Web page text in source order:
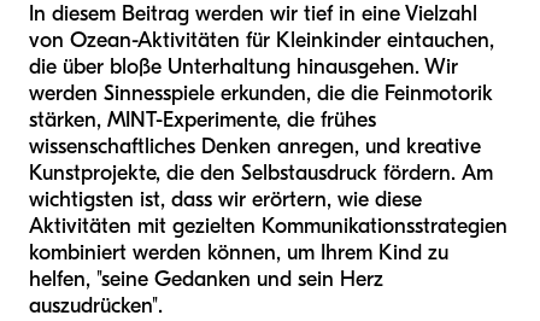
In diesem Beitrag werden wir tief in eine Vielzahl
von Ozean-Aktivitäten für Kleinkinder eintauchen,
die über bloße Unterhaltung hinausgehen. Wir
werden Sinnesspiele erkunden, die die Feinmotorik
stärken, MINT-Experimente, die frühes
wissenschaftliches Denken anregen, und kreative
Kunstprojekte, die den Selbstausdruck fördern. Am
wichtigsten ist, dass wir erörtern, wie diese
Aktivitäten mit gezielten Kommunikationsstrategien
kombiniert werden können, um Ihrem Kind zu
helfen, "seine Gedanken und sein Herz
auszudrücken".